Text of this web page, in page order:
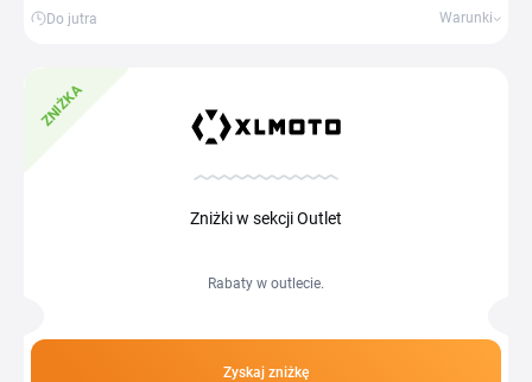
Do jutra Warunki
ZNIŻKA
Zniżki w sekcji Outlet
Rabaty w outlecie.
Zyskaj zniżkę